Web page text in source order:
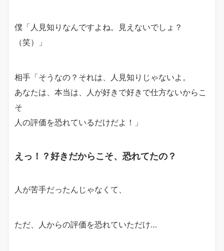
僕 「人見知りなんですよね。見えないでしょ？
（笑）」
相手 「そうなの？それは、人見知りじゃないよ。
あなたは、本当は、人が好きで好きで仕方ないからこ
そ
人の評価を恐れているだけだよ！
」
えっ！？好きだからこそ、恐れてたの？
人が苦手だったんじゃなくて、
ただ、人からの評価を恐れていただけ…